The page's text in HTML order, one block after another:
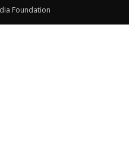
Foundation